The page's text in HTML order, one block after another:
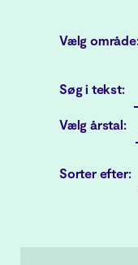
Vælg
Søg i tekst:
Vælg årstal:
Sorter efter: